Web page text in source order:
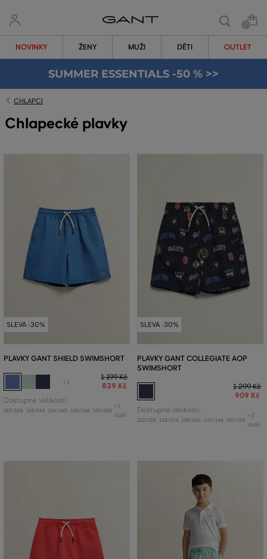
NOVINKY ŽENY MUŽI DĚTI OUTLET
SUMMER ESSENTIALS -50 % >>
CHLAPCI
Chlapecké plavky
SLEVA -30%
PLAVKY GANT SHIELD SWIMSHORT
+1
1 199 Kč
839 Kč
Dostupné velikosti:
122/128 128/134 134/140 140/146 152/158
+1
další
SLEVA -30%
PLAVKY GANT COLLEGIATE AOP
SWIMSHORT
1 299 Kč
909 Kč
Dostupné velikosti:
122/128 128/134 134/140 140/146 152/158
+2
další